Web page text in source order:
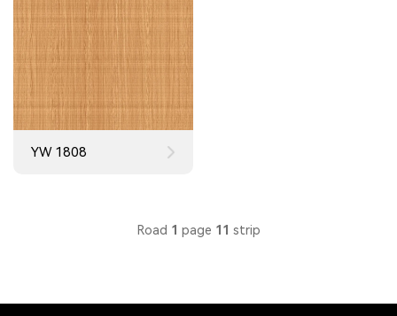
YW 1808
Road 1 page 11 strip